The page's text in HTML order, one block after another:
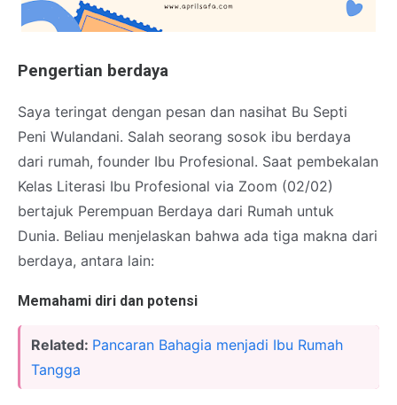
Pengertian berdaya
Saya teringat dengan pesan dan nasihat Bu Septi
Peni Wulandani. Salah seorang sosok ibu berdaya
dari rumah, founder Ibu Profesional. Saat pembekalan
Kelas Literasi Ibu Profesional via Zoom (02/02)
bertajuk Perempuan Berdaya dari Rumah untuk
Dunia. Beliau menjelaskan bahwa ada tiga makna dari
berdaya, antara lain:
Memahami diri dan potensi
Related: Pancaran Bahagia menjadi Ibu Rumah
Tangga